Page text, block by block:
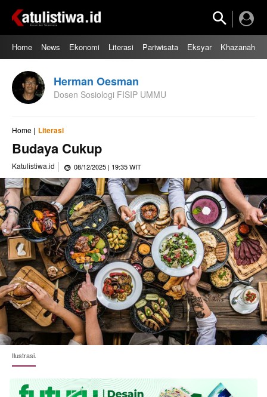
Home News Ekonomi Literasi Pariwisata Eksyar Khazanah
Herman Oesman
Dosen Sosiologi FISIP UMMU
Home | Literasi
Budaya Cukup
Katulistiwa.id 08/12/2025 | 19:35 WIT
Ilustrasi.